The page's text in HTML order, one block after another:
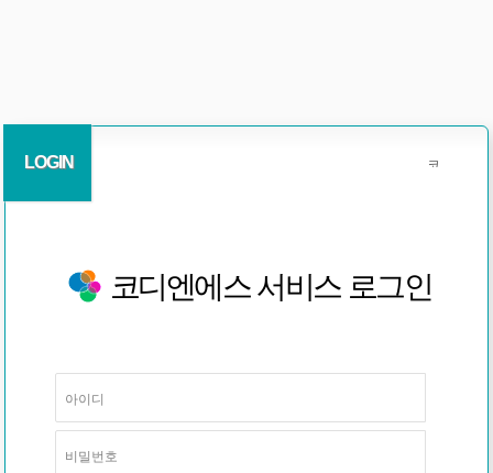
LOGIN
코디엔에스 서비스 로그인